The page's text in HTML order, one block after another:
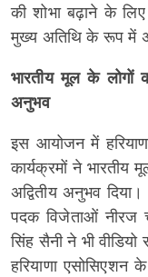
की शोभा बढ़ाने के
मुख्य अतिथि के रूप में
भारतीय मूल के लोगों
अनुभव
इस आयोजन में
कार्यक्रमों ने
अद्वितीय अनुभव
पदक विजेताओं नीरज
सिंह सैनी ने भी
हरियाणा एसोसिएशन